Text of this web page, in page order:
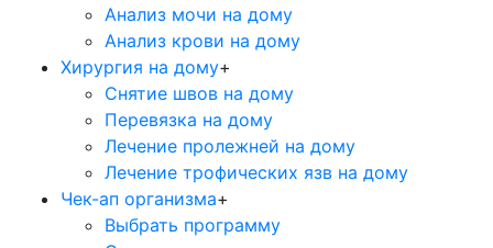
Анализ мочи на дому
Анализ крови на дому
Хирургия на дому+
Снятие швов на дому
Перевязка на дому
Лечение пролежней на дому
Лечение трофических язв на дому
Чек-ап организма+
Выбрать программу